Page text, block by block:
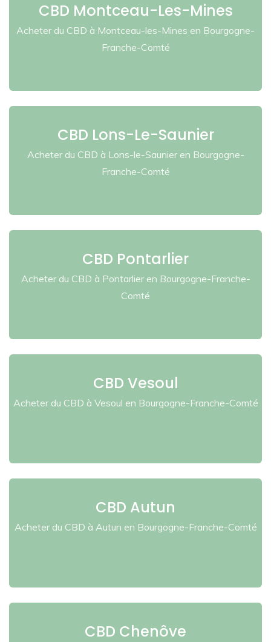
CBD Montceau-Les-Mines
Acheter du CBD à Montceau-les-Mines en Bourgogne-
Franche-Comté
CBD Lons-Le-Saunier
Acheter du CBD à Lons-le-Saunier en Bourgogne-
Franche-Comté
CBD Pontarlier
Acheter du CBD à Pontarlier en Bourgogne-Franche-
Comté
CBD Vesoul
Acheter du CBD à Vesoul en Bourgogne-Franche-Comté
CBD Autun
Acheter du CBD à Autun en Bourgogne-Franche-Comté
CBD Chenôve